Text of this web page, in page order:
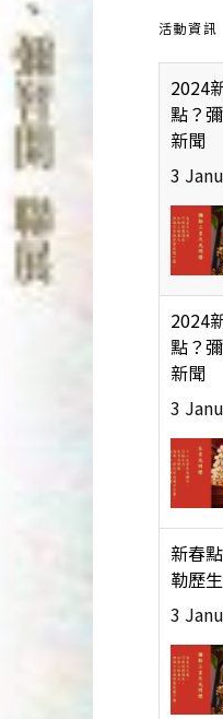
活動資訊
2024
點？
新聞
3
2024
點？
新聞
3
新春
勒歷
3